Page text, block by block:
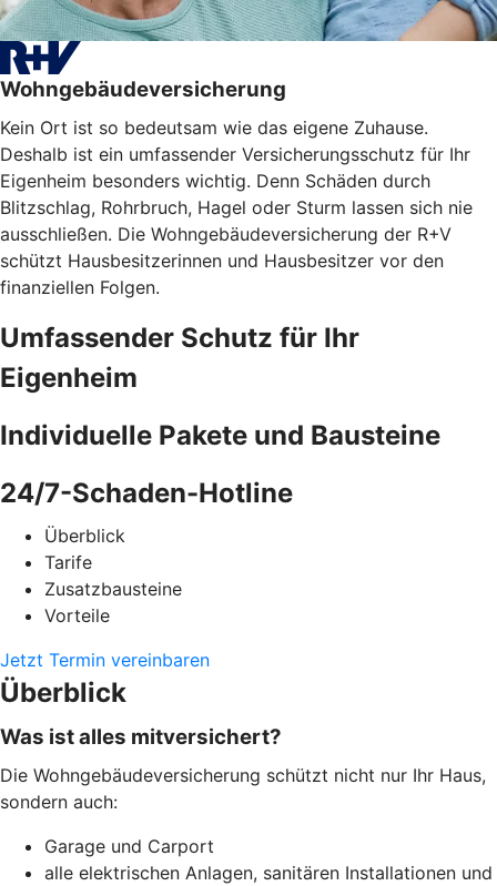
Wohngebäudeversicherung
Kein Ort ist so bedeutsam wie das eigene Zuhause.
Deshalb ist ein umfassender Versicherungsschutz für Ihr
Eigenheim besonders wichtig. Denn Schäden durch
Blitzschlag, Rohrbruch, Hagel oder Sturm lassen sich nie
ausschließen. Die Wohngebäudeversicherung der R+V
schützt Hausbesitzerinnen und Hausbesitzer vor den
finanziellen Folgen.
Umfassender Schutz für Ihr
Eigenheim
Individuelle Pakete und Bausteine
24/7-Schaden-Hotline
Überblick
Tarife
Zusatzbausteine
Vorteile
Jetzt Termin vereinbaren
Überblick
Was ist alles mitversichert?
Die Wohngebäudeversicherung schützt nicht nur Ihr Haus,
sondern auch:
Garage und Carport
alle elektrischen Anlagen, sanitären Installationen und